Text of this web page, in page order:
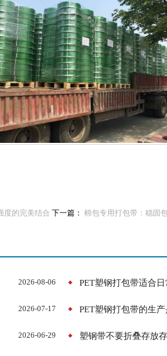
度的完美结合 下一篇： 棉包专用打包带：稳固
2026-08-06 ​PET塑钢打包带适合
2026-07-17
2026-06-29 塑钢带不要折叠存放